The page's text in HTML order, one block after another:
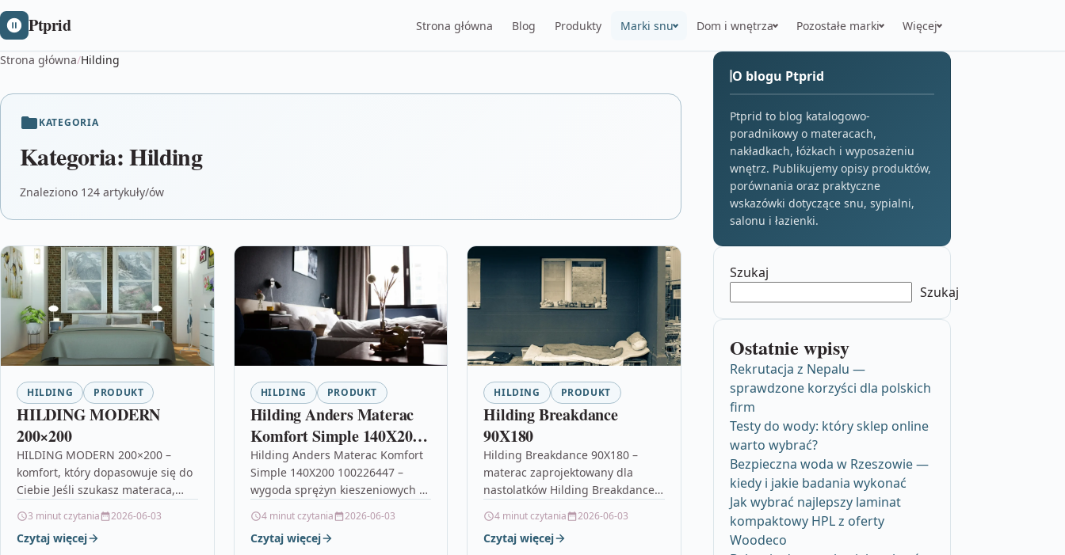
Ptprid Strona główna Blog Produkty Marki snu Dom i wnętrza Pozostałe marki Więcej
Strona główna/Hilding
KATEGORIA
Kategoria:Hilding
Znaleziono 124 artykuły/ów
HILDING PRODUKT
HILDING MODERN
200×200
HILDING MODERN 200×200 –
komfort, który dopasowuje się do
Ciebie Jeśli szukasz materaca,
sztywnego odczucia, a
jednocześnie zapewnia wsparcie
3 minut czytania 2026-06-03
Czytaj więcej
HILDING PRODUKT
Hilding Anders Materac
Komfort Simple 140X200
100226447
Hilding Anders Materac Komfort
Simple 140X200 100226447 –
wygoda sprężyn kieszeniowych w
szukasz materaca, który łączy
odczucie sprężystości z
4 minut czytania 2026-06-03
Czytaj więcej
HILDING PRODUKT
Hilding Breakdance
90X180
Hilding Breakdance 90X180 –
materac zaprojektowany dla
nastolatków Hilding Breakdance
użytkowników, którzy potrzebują
wygodnego i jednocześnie
4 minut czytania 2026-06-03
Czytaj więcej
O blogu Ptprid
Ptprid to blog katalogowo-
poradnikowy o materacach,
nakładkach, łóżkach i wyposażeniu
wnętrz. Publikujemy opisy produktów,
porównania oraz praktyczne
wskazówki dotyczące snu, sypialni,
salonu i łazienki.
Szukaj
Szukaj
Ostatnie wpisy
Rekrutacja z Nepalu —
sprawdzone korzyści dla polskich
firm
Testy do wody: który sklep online
warto wybrać?
Bezpieczna woda w Rzeszowie —
kiedy i jakie badania wykonać
Jak wybrać najlepszy laminat
kompaktowy HPL z oferty
Woodeco